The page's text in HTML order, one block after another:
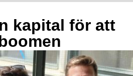
kapital för att